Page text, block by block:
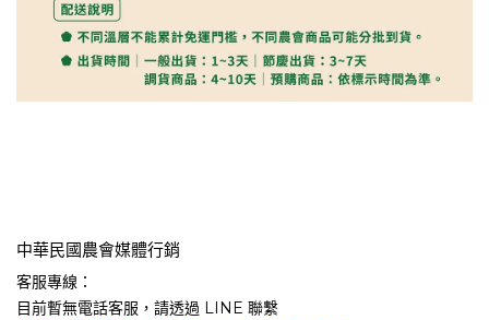
中華民國農會媒體行銷
客服專線：
目前暫無電話客服，請透過 LINE 聯繫